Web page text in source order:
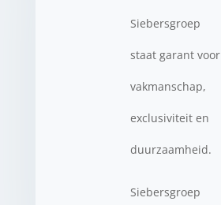
Siebersgroep
staat garant voor
vakmanschap,
exclusiviteit en
duurzaamheid.
Siebersgroep